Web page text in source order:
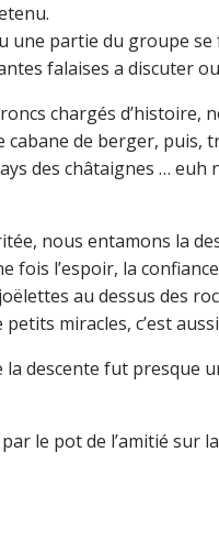
une partie du groupe
falaises a discuter
chargés d’histoire,
cabane de berger,
des châtaignes …
nous entamons la
fois l’espoir, la
au dessus des
miracles, c’est
la descente fut presque
le pot de l’amitié sur la